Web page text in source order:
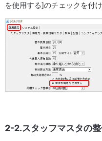
を使用する]のチェックを付
2-2.スタッフマスタの